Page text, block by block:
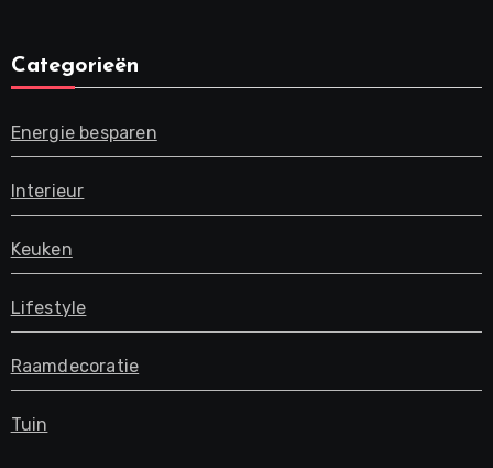
Categorieën
Energie besparen
Interieur
Keuken
Lifestyle
Raamdecoratie
Tuin